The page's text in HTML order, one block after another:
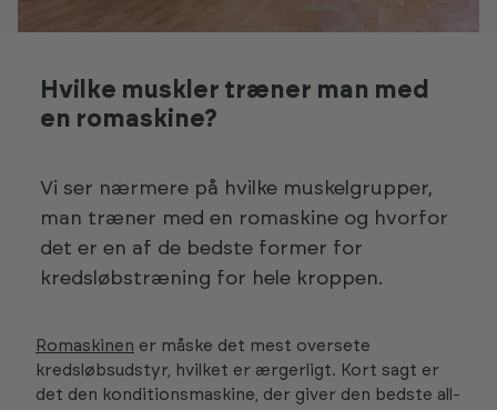
Hvilke muskler træner man med
en romaskine?
Vi ser nærmere på hvilke muskelgrupper,
man træner med en romaskine og hvorfor
det er en af de bedste former for
kredsløbstræning for hele kroppen.
Romaskinen er måske det mest oversete
kredsløbsudstyr, hvilket er ærgerligt. Kort sagt er
det den konditionsmaskine, der giver den bedste all-